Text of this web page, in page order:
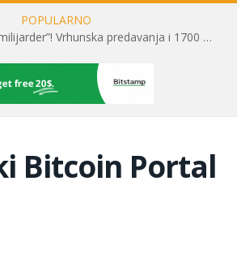
POPULARNO
Toni Milun postao “milijarder”! Vrhunska predavanja i 1700 posjetitelja obilježili su mjesec financijske pismenosti
Bitcoin Portal